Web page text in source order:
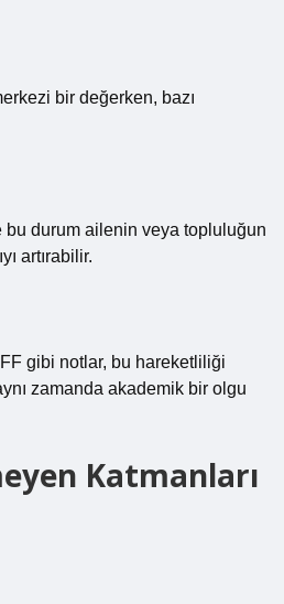
bir değerken, bazı
bu durum ailenin veya topluluğun
artırabilir.
gibi notlar, bu hareketliliği
zamanda akademik bir olgu
Katmanları